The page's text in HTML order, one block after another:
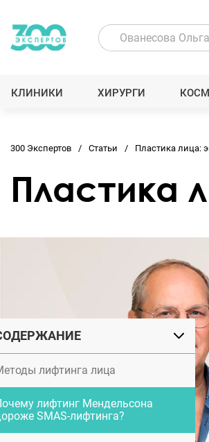
КЛИНИКИ ХИРУРГИ
лифтинга лица
лифтинг Мендельсона
SMAS-лифтинга?
300 Экспертов Статьи Пластика лица:
Пластика